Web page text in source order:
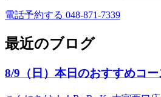
電話予約する 048-871-7339
最近のブログ
8/9（日）本日のおすすめコ